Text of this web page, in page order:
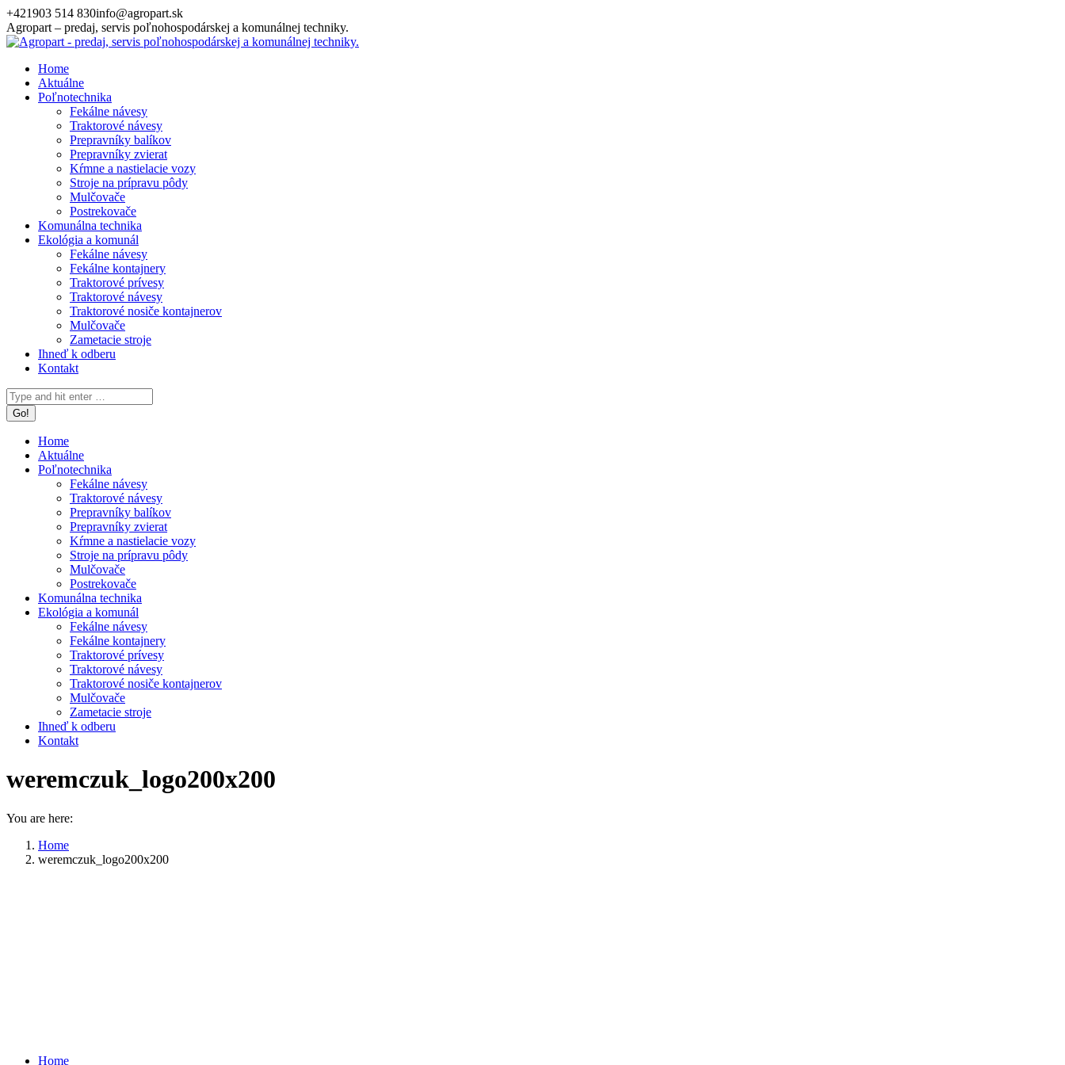
Skip
to
content
+421903 514 830info@agropart.sk
Agropart – predaj, servis poľnohospodárskej a komunálnej techniky.
Home
Aktuálne
Poľnotechnika
Fekálne návesy
Traktorové návesy
Prepravníky balíkov
Prepravníky zvierat
Kŕmne a nastielacie vozy
Stroje na prípravu pôdy
Mulčovače
Postrekovače
Komunálna technika
Ekológia a komunál
Fekálne návesy
Fekálne kontajnery
Traktorové prívesy
Traktorové návesy
Traktorové nosiče kontajnerov
Mulčovače
Zametacie stroje
Ihneď k odberu
Kontakt
Search:
Home
Aktuálne
Poľnotechnika
Fekálne návesy
Traktorové návesy
Prepravníky balíkov
Prepravníky zvierat
Kŕmne a nastielacie vozy
Stroje na prípravu pôdy
Mulčovače
Postrekovače
Komunálna technika
Ekológia a komunál
Fekálne návesy
Fekálne kontajnery
Traktorové prívesy
Traktorové návesy
Traktorové nosiče kontajnerov
Mulčovače
Zametacie stroje
Ihneď k odberu
Kontakt
weremczuk_logo200x200
You are here:
Home
weremczuk_logo200x200
Home